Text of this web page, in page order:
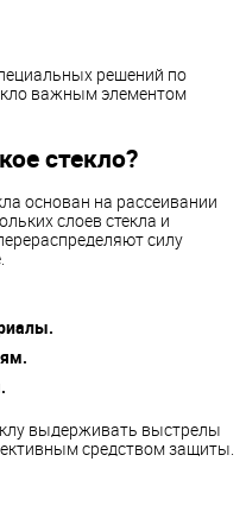
решений по
важным элементом
стекло?
основан на рассеивании
слоев стекла и
силу
выдерживать выстрелы
средством защиты.